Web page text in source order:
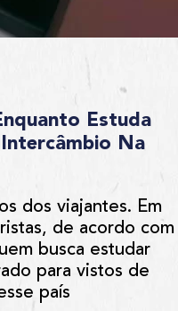
Estuda
Na
dos viajantes. Em
de acordo com
busca estudar
para vistos de
país